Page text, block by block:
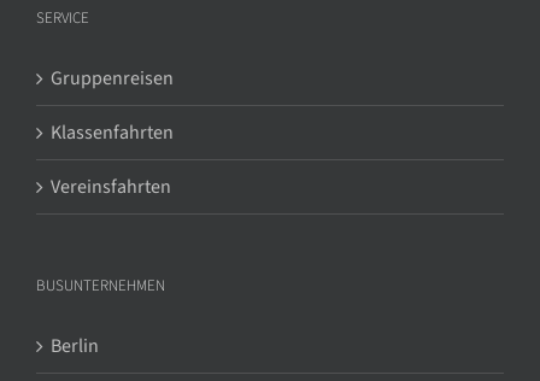
SERVICE
Gruppenreisen
Klassenfahrten
Vereinsfahrten
BUSUNTERNEHMEN
Berlin